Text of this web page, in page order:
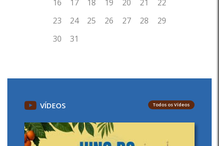
VÍDEOS Todos os Vídeos